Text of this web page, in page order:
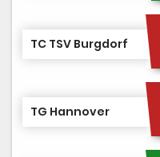
TC TSV Burgdorf
TG Hannover